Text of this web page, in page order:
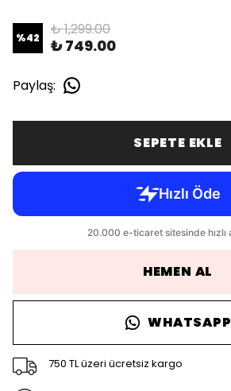
%42 ₺ 1,299.00
₺ 749.00
Paylaş:
SEPETE EKLE
HEMEN AL
WHATSAPP
750 TL üzeri ücretsiz kargo